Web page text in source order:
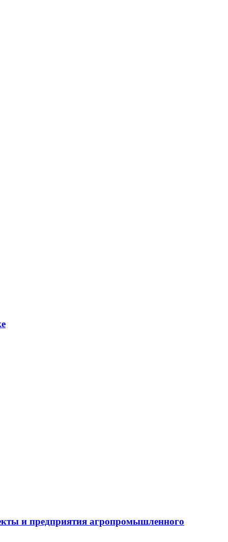
и предприятия агропромышленного